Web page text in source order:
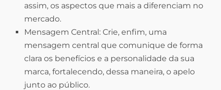
assim, os aspectos que mais a diferenciam no
mercado.
Mensagem Central: Crie, enfim, uma
mensagem central que comunique de forma
clara os benefícios e a personalidade da sua
marca, fortalecendo, dessa maneira, o apelo
junto ao público.